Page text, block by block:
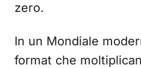
zero.
In un Mondiale
format che